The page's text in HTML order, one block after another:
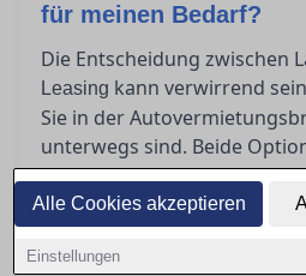
Alle Cookies akzeptieren
Einstellungen
für meinen Bedarf?
Die Entscheidung zwischen
Leasing kann verwirrend
Sie in der
unterwegs sind. Beide
spezifische Vorteile und
Kostenstrukturen, die je
Nutzung und Bedarf
Artikel beleuchten wir,